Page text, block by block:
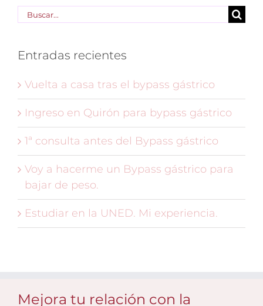
Buscar:
Entradas recientes
Vuelta a casa tras el bypass gástrico
Ingreso en Quirón para bypass gástrico
1ª consulta antes del Bypass gástrico
Voy a hacerme un Bypass gástrico para
bajar de peso.
Estudiar en la UNED. Mi experiencia.
Mejora tu relación con la